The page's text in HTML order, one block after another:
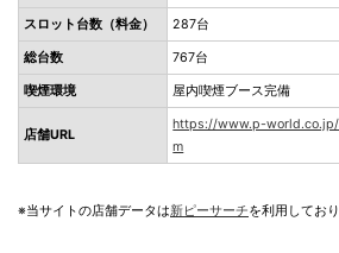
スロット台数（料金） 287台
総台数 767台
喫煙環境 屋内喫煙ブース完備
店舗URL
https://www.p-
m
※当サイトの店舗データは新ピーサーチを利用してお